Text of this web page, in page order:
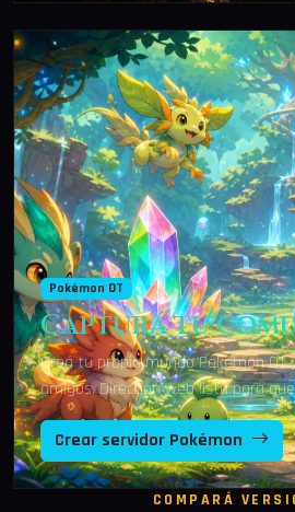
Pokémon OT
Capturá tu
Creá tu propio mundo Pokémon OT
amigos. Dirección web lista para
Crear servidor Pokémon
COMPARÁ